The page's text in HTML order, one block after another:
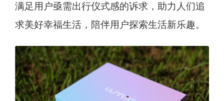
满足用户亟需出行仪式感的诉求，助力人们追
求美好幸福生活，陪伴用户探索生活新乐趣。